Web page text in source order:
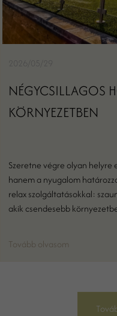
NÉGYCSILLAGOS
KÖRNYEZETBEN
Szeretne végre olyan helyre
hanem a nyugalom
relax szolgáltatásokkal:
akik csendesebb
Tovább olvasom